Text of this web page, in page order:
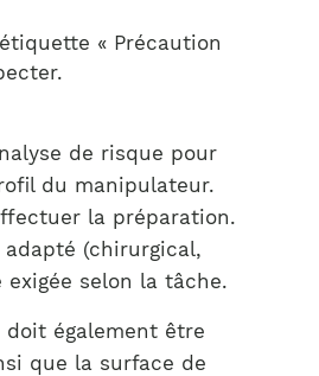
« Précaution
de risque pour
du manipulateur.
la préparation.
(chirurgical,
selon la tâche.
également être
que la surface de